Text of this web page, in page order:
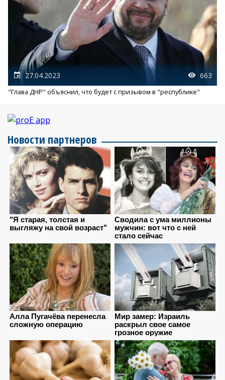
27.04.2023 663
"Глава ДНР" объяснил, что будет с призывом в "республике"
Новости партнеров